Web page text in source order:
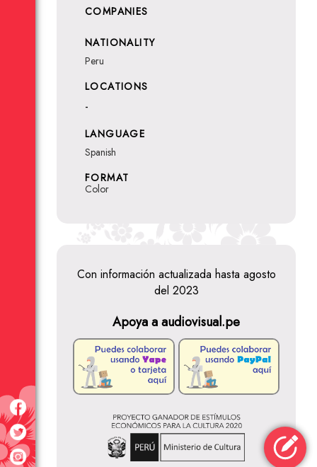
COMPANIES
NATIONALITY
Peru
LOCATIONS
-
LANGUAGE
Spanish
FORMAT
Color
Con información actualizada hasta agosto
del 2023
Apoya a audiovisual.pe